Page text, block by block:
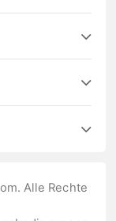
Alle Rechte